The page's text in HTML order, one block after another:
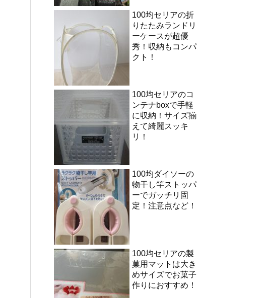
100均セリアの折
りたたみランドリ
ーケースが超優
秀！収納もコンパ
クト！
100均セリアのコ
ンテナboxで手軽
に収納！サイズ揃
えて綺麗スッキ
リ！
100均ダイソーの
物干し竿ストッパ
ーでガッチリ固
定！注意点など！
100均セリアの製
菓用マットは大き
めサイズでお菓子
作りにおすすめ！